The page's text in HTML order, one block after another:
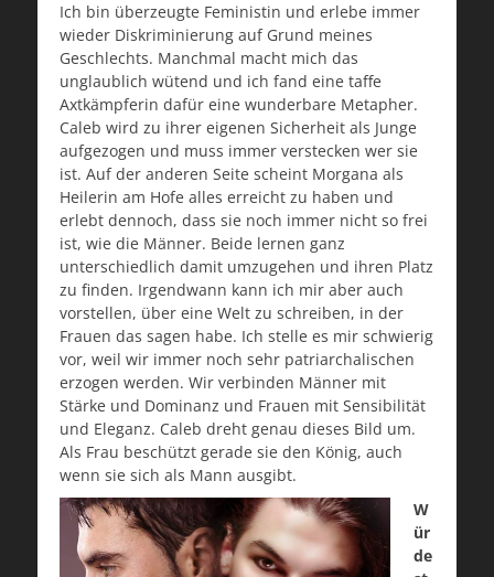
Ich bin überzeugte Feministin und erlebe immer
wieder Diskriminierung auf Grund meines
Geschlechts. Manchmal macht mich das
unglaublich wütend und ich fand eine taffe
Axtkämpferin dafür eine wunderbare Metapher.
Caleb wird zu ihrer eigenen Sicherheit als Junge
aufgezogen und muss immer verstecken wer sie
ist. Auf der anderen Seite scheint Morgana als
Heilerin am Hofe alles erreicht zu haben und
erlebt dennoch, dass sie noch immer nicht so frei
ist, wie die Männer. Beide lernen ganz
unterschiedlich damit umzugehen und ihren Platz
zu finden. Irgendwann kann ich mir aber auch
vorstellen, über eine Welt zu schreiben, in der
Frauen das sagen habe. Ich stelle es mir schwierig
vor, weil wir immer noch sehr patriarchalischen
erzogen werden. Wir verbinden Männer mit
Stärke und Dominanz und Frauen mit Sensibilität
und Eleganz. Caleb dreht genau dieses Bild um.
Als Frau beschützt gerade sie den König, auch
wenn sie sich als Mann ausgibt.
W
ür
de